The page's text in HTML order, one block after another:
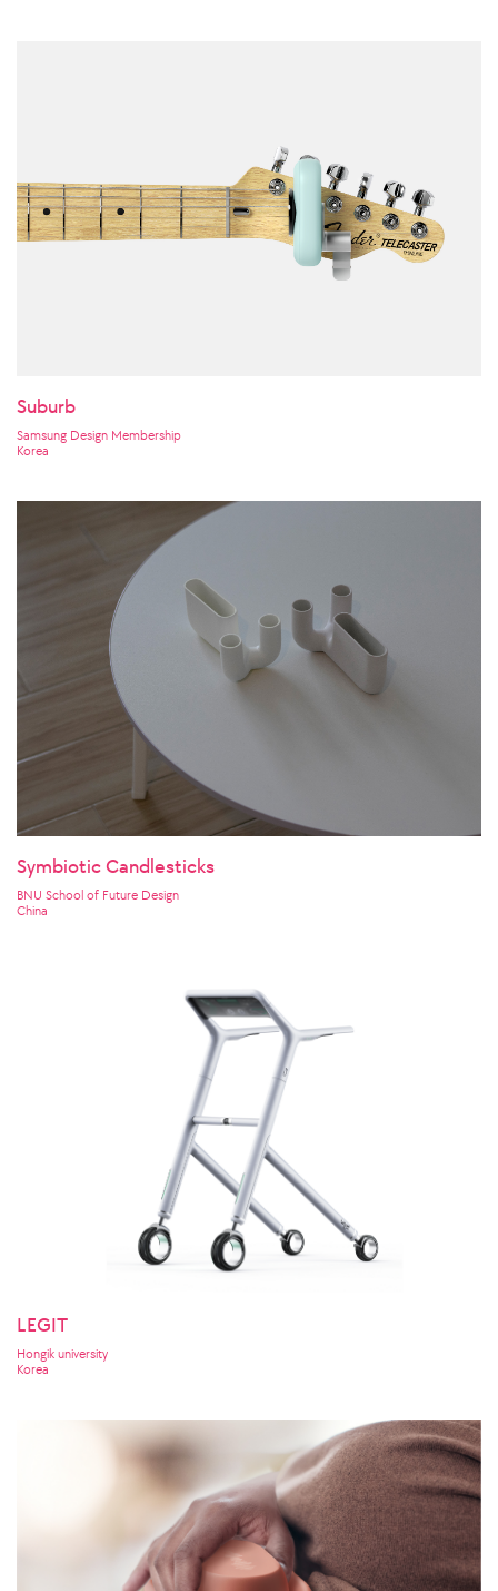
Suburb
Samsung Design Membership
Korea
Symbiotic Candlesticks
BNU School of Future Design
China
LEGIT
Hongik university
Korea